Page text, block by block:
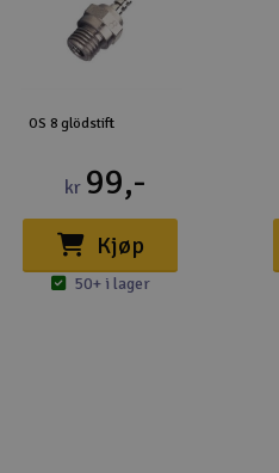
OS 8 glödstift
kr 99,-
Kjøp
50+ i lager